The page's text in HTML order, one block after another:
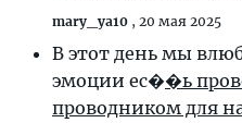
mary_ya10 , 20 мая 2025
В этот день мы
эмоции ес��ь
проводником для